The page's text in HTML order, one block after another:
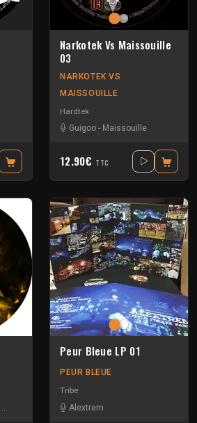
Narkotek Vs Maissouille
03
NARKOTEK VS
MAISSOUILLE
Hardtek
Guigoo - Maissouille
12.90€ TTC
D-Frek Floxytek- Helen Ka
Peur Bleue LP 01
PEUR BLEUE
Tribe
Alextrem